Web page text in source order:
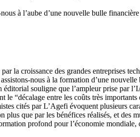
à l’aube d’une nouvelle bulle
la croissance des grandes entreprises
nous à la formation d’une
éditorial souligne que l’ampleur prise par
le “décalage entre les coûts très
cités par L’Agefi évoquent plusieurs
plus que par les bénéfices réalisés, et
profond pour l’économie